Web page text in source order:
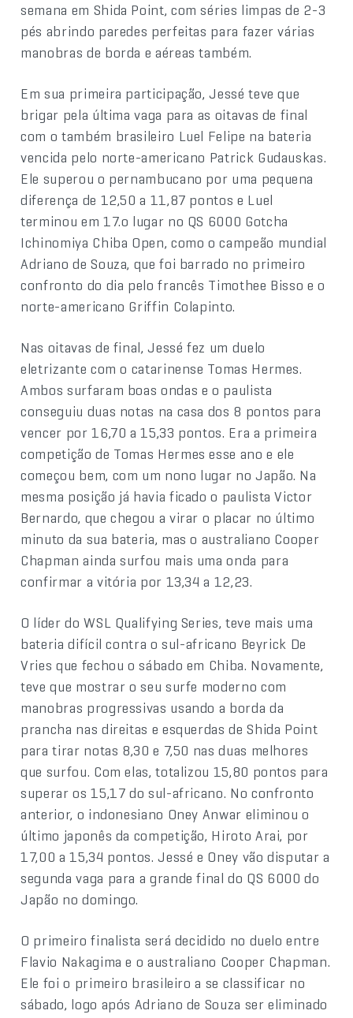
semana em Shida Point, com séries limpas de 2-3
pés abrindo paredes perfeitas para fazer várias
manobras de borda e aéreas também.
Em sua primeira participação, Jessé teve que
brigar pela última vaga para as oitavas de final
com o também brasileiro Luel Felipe na bateria
vencida pelo norte-americano Patrick Gudauskas.
Ele superou o pernambucano por uma pequena
diferença de 12,50 a 11,87 pontos e Luel
terminou em 17.o lugar no QS 6000 Gotcha
Ichinomiya Chiba Open, como o campeão mundial
Adriano de Souza, que foi barrado no primeiro
confronto do dia pelo francês Timothee Bisso e o
norte-americano Griffin Colapinto.
Nas oitavas de final, Jessé fez um duelo
eletrizante com o catarinense Tomas Hermes.
Ambos surfaram boas ondas e o paulista
conseguiu duas notas na casa dos 8 pontos para
vencer por 16,70 a 15,33 pontos. Era a primeira
competição de Tomas Hermes esse ano e ele
começou bem, com um nono lugar no Japão. Na
mesma posição já havia ficado o paulista Victor
Bernardo, que chegou a virar o placar no último
minuto da sua bateria, mas o australiano Cooper
Chapman ainda surfou mais uma onda para
confirmar a vitória por 13,34 a 12,23.
O líder do WSL Qualifying Series, teve mais uma
bateria difícil contra o sul-africano Beyrick De
Vries que fechou o sábado em Chiba. Novamente,
teve que mostrar o seu surfe moderno com
manobras progressivas usando a borda da
prancha nas direitas e esquerdas de Shida Point
para tirar notas 8,30 e 7,50 nas duas melhores
que surfou. Com elas, totalizou 15,80 pontos para
superar os 15,17 do sul-africano. No confronto
anterior, o indonesiano Oney Anwar eliminou o
último japonês da competição, Hiroto Arai, por
17,00 a 15,34 pontos. Jessé e Oney vão disputar a
segunda vaga para a grande final do QS 6000 do
Japão no domingo.
O primeiro finalista será decidido no duelo entre
Flavio Nakagima e o australiano Cooper Chapman.
Ele foi o primeiro brasileiro a se classificar no
sábado, logo após Adriano de Souza ser eliminado